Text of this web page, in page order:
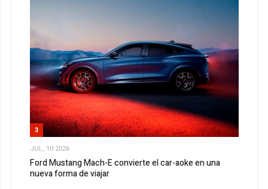
3
JUL, 10 2026
Ford Mustang Mach-E convierte el car-aoke en una
nueva forma de viajar